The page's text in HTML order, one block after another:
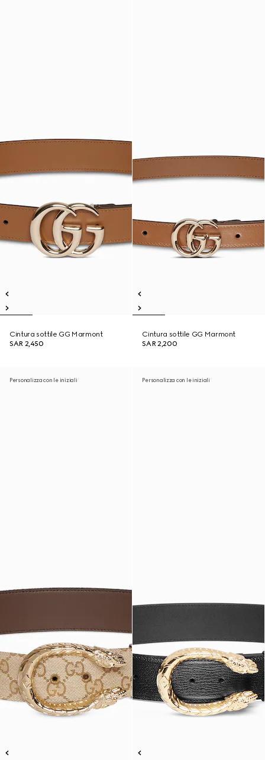
Cintura sottile GG Marmont
SAR 2,450
Cintura sottile GG Marmont
SAR 2,200
Personalizza con le iniziali Personalizza con le iniziali